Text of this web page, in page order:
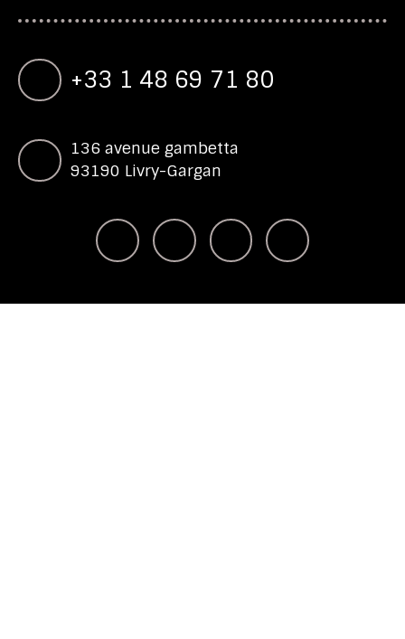
+33 1 48 69 71 80
136 avenue gambetta
93190 Livry-Gargan